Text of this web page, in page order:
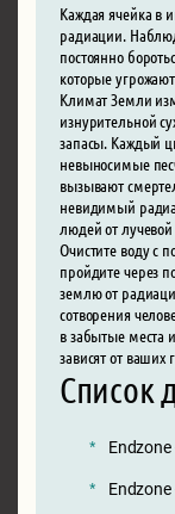
Каждая ячейка в
радиации.
постоянно
которые
Климат Земли
изнурительной
запасы. Каждый
невыносимые
вызывают
невидимый
людей от
Очистите воду с
пройдите через
землю от
сотворения
в забытые места
зависят от ваших
Список